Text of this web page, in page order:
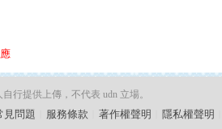
行提供上傳，不代表 udn 立場。
見問題 服務條款 著作權聲明 隱私權聲明